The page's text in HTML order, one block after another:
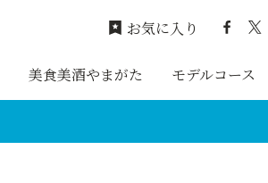
美食美酒やまがた モデルコース
お気に入り